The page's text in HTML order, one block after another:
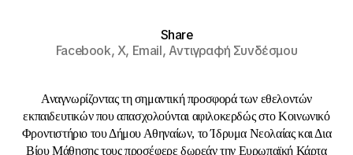
Share
Facebook,X, Email,Αντιγραφή Συνδέσμου
Αναγνωρίζοντας τη σημαντική προσφορά των εθελοντών
εκπαιδευτικών που απασχολούνται αφιλοκερδώς στο Κοινωνικό
Φροντιστήριο του Δήμου Αθηναίων, το Ίδρυμα Νεολαίας και Δια
Βίου Μάθησης τους προσέφερε δωρεάν την Ευρωπαϊκή Κάρτα